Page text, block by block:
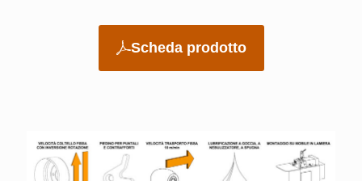
Scheda prodotto